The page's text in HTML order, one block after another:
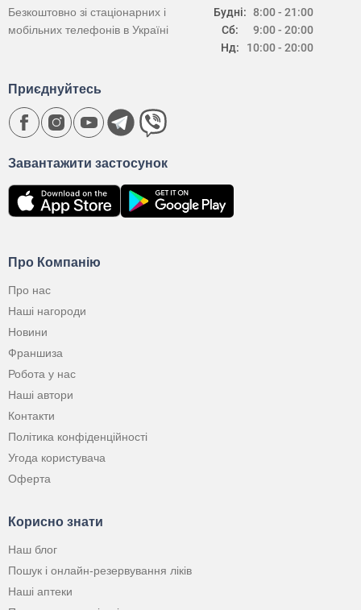
Будні:
Сб:
Нд:
8:00 - 21:00
9:00 - 20:00
10:00 - 20:00
Безкоштовно зі стаціонарних і
мобільних телефонів в Україні
Про Компанію
Про нас
Наші нагороди
Новини
Франшиза
Робота у нас
Наші автори
Контакти
Політика конфіденційності
Угода користувача
Оферта
Корисно знати
Наш блог
Пошук і онлайн-резервування ліків
Наші аптеки
Завантажити застосунок
Приєднуйтесь